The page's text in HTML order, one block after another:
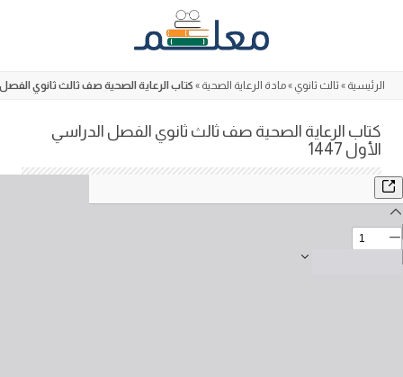
الرئيسية » ثالث ثانوي »مادة الرعاية الصحية » كتاب الرعاية الصحية صف ثالث ثانوي الفصل
كتاب الرعاية الصحية صف ثالث ثانوي الفصل الدراسي
الأول 1447